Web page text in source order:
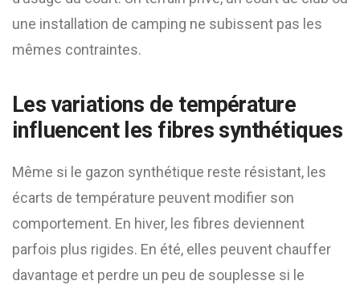
une installation de camping ne subissent pas les
mêmes contraintes.
Les variations de température
influencent les fibres synthétiques
Même si le gazon synthétique reste résistant, les
écarts de température peuvent modifier son
comportement. En hiver, les fibres deviennent
parfois plus rigides. En été, elles peuvent chauffer
davantage et perdre un peu de souplesse si le